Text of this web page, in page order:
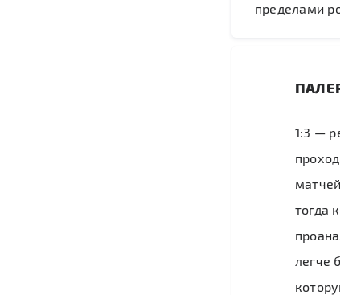
пределами
1:3 —
тогда
легче